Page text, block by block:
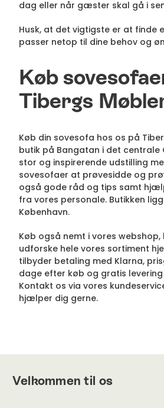
dag eller når gæster skal gå i
Husk, at det vigtigste er at finde
passer netop til dine behov og
Køb
Tibergs
Køb din sovesofa hos os på
butik på Bangatan i det centrale
stor og inspirerende udstilling
sovesofaer at prøvesidde og
også gode råd og tips samt
fra vores personale. Butikken
København.
Køb også nemt i vores webshop,
udforske hele vores sortiment
tilbyder betaling med Klarna,
dage efter køb og gratis levering
Kontakt os via vores
hjælper dig gerne.
Velkommen til os